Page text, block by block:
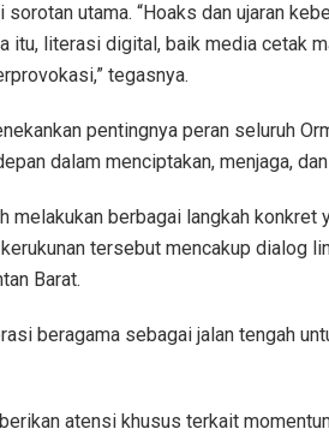
utama. “Hoaks dan ujaran
itu, literasi digital, baik media cetak
tegasnya.
pentingnya peran seluruh
dalam menciptakan, menjaga,
melakukan berbagai langkah konkret
tersebut mencakup dialog
Barat.
beragama sebagai jalan tengah
atensi khusus terkait